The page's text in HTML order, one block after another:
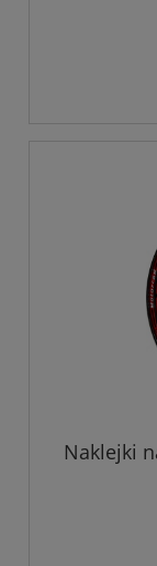
Naklejki